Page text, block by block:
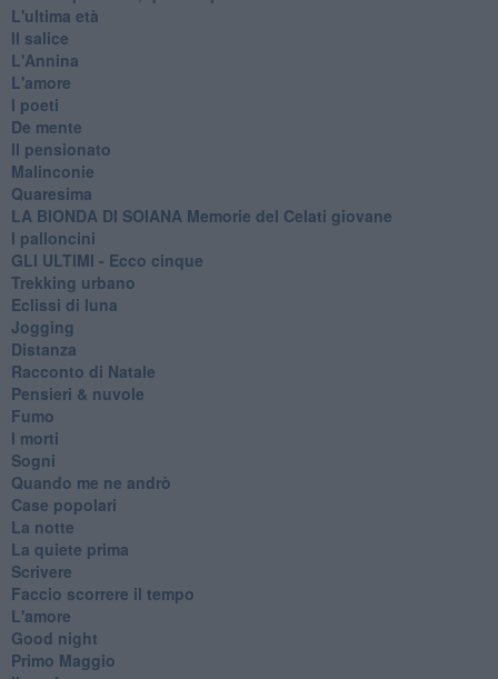
L'ultima età
Il salice
L'Annina
L'amore
I poeti
De mente
Il pensionato
Malinconie
Quaresima
LA BIONDA DI SOIANA Memorie del Celati giovane
I palloncini
GLI ULTIMI - Ecco cinque
Trekking urbano
Eclissi di luna
Jogging
Distanza
Racconto di Natale
Pensieri & nuvole
Fumo
I morti
Sogni
Quando me ne andrò
Case popolari
La notte
La quiete prima
Scrivere
Faccio scorrere il tempo
L'amore
Good night
Primo Maggio